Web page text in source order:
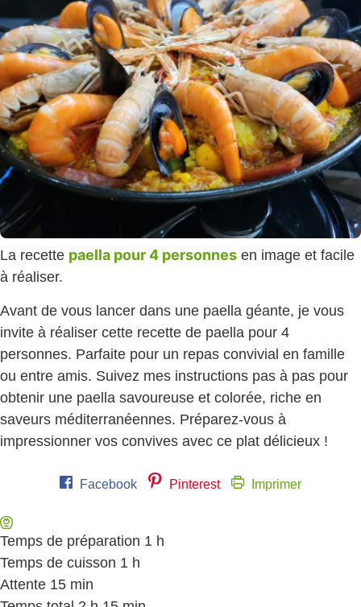
La recette paella pour 4 personnes en image et facile
à réaliser.
Avant de vous lancer dans une paella géante, je vous
invite à réaliser cette recette de paella pour 4
personnes. Parfaite pour un repas convivial en famille
ou entre amis. Suivez mes instructions pas à pas pour
obtenir une paella savoureuse et colorée, riche en
saveurs méditerranéennes. Préparez-vous à
impressionner vos convives avec ce plat délicieux !
Facebook Pinterest Imprimer
Temps de préparation 1 heure
h
Temps de cuisson 1 heure
h
Attente 15 minutes
min